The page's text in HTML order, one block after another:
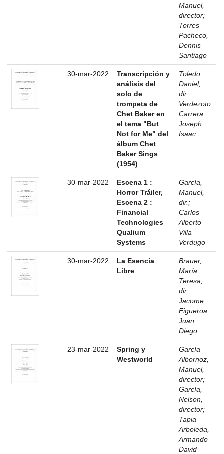
Manuel,
director;
Torres
Pacheco,
Dennis
Santiago
30-mar-2022
Transcripción y
análisis del
solo de
trompeta de
Chet Baker en
el tema "But
Not for Me" del
álbum Chet
Baker Sings
(1954)
Toledo,
Daniel,
dir. ;
Verdezoto
Carrera,
Joseph
Isaac
30-mar-2022
Escena 1 :
Horror Tráiler,
Escena 2 :
Financial
Technologies
Qualium
Systems
García,
Manuel,
dir. ;
Carlos
Alberto
Villa
Verdugo
30-mar-2022
La Esencia
Libre
Brauer,
María
Teresa,
dir. ;
Jacome
Figueroa,
Juan
Diego
23-mar-2022
Spring y
Westworld
García
Albornoz,
Manuel,
director;
García,
Nelson,
director;
Tapia
Arboleda,
Armando
David